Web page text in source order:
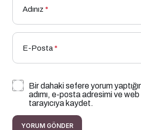
Adınız *
E-Posta*
Bir dahaki sefere yorum
adımı, e-posta adresimi ve
tarayıcıya kaydet.
YORUM GÖNDER